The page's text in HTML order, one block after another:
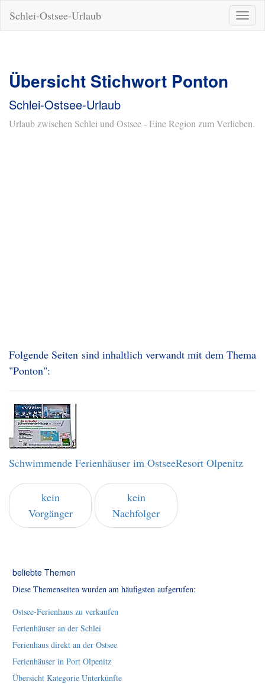
ein-/
Schlei-Ostsee-Urlaub
Übersicht Stichwort Ponton
Schlei-Ostsee-Urlaub
Urlaub zwischen Schlei und Ostsee - Eine Region zum Verlieben.
Folgende Seiten sind inhaltlich verwandt mit dem Thema
"Ponton":
Schwimmende Ferienhäuser im OstseeResort Olpenitz
kein
Vorgänger
kein
Nachfolger
beliebte Themen
Diese Themenseiten wurden am häufigsten aufgerufen:
Ostsee-Ferienhaus zu verkaufen
Ferienhäuser an der Schlei
Ferienhaus direkt an der Ostsee
Ferienhäuser in Port Olpenitz
Übersicht Kategorie Unterkünfte